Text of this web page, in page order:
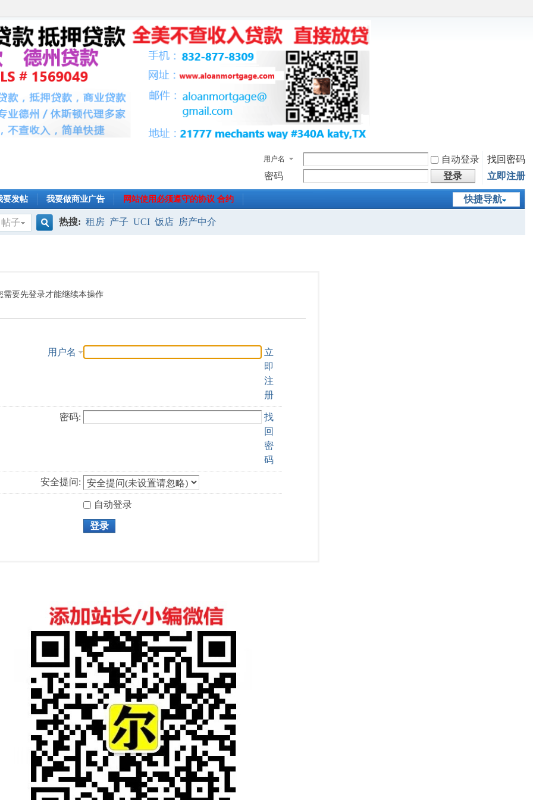
用户名 自动登录
找回密码
密码
登录 立即注册
快捷导航
要发帖 我要做商业广告 网站使用必须遵守的协议 合约
帖子
索
热搜: 租房 产子 UCI 饭店 房产中介
需要先登录才能继续本操作
用户名
立
即
注
册
密码:
找
回
密
码
安全提问:
自动登录
登录